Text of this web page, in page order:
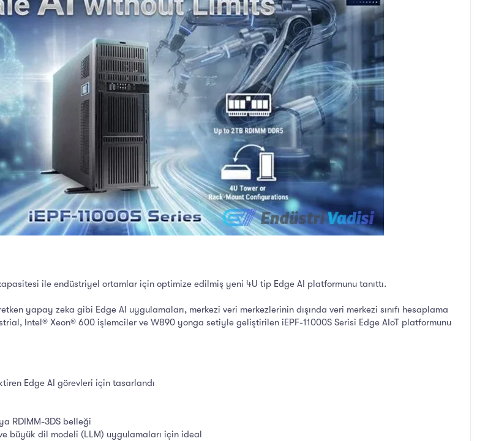
ile endüstriyel ortamlar için optimize edilmiş yeni 4U tip Edge AI platformunu tanıttı.
yapay zeka gibi Edge AI uygulamaları, merkezi veri merkezlerinin dışında veri merkezi sınıfı hesaplama
Intel® Xeon® 600 işlemciler ve W890 yonga setiyle geliştirilen iEPF-11000S Serisi Edge AIoT platformunu
Edge AI görevleri için tasarlandı
RDIMM-3DS belleği
büyük dil modeli (LLM) uygulamaları için ideal